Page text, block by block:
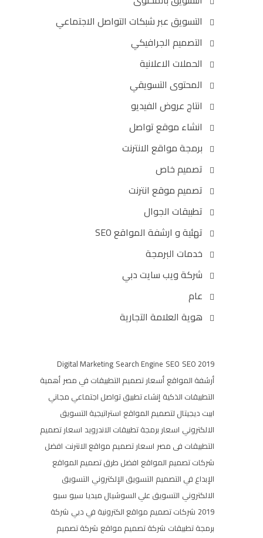
التسويق عبر شبكات التواصل الاجتماعي
التصميم الجرافيكي
الحملات الاعلانية
المحتوى التسويقي
انتاج عروض الفيديو
انشاء موقع تواصل
برمجة مواقع الانترنت
تصميم خاص
تصميم موقع انترنت
تطبيقات الجوال
تهئية و ارشفة المواقع SEO
خدمات البرمجة
شركة ويب سايت دبي
عام
هوية العلامة التجارية
Digital Marketing Search Engine SEO SEO 2019
أرشفة المواقع أسعار تصميم التطبيقات في مصر أهمية
التطبيقات الذكية إنشاء تطبيق تواصل اجتماعي مجاني
ابيت ديجيتال لتصميم المواقع استراتيجية التسويق
الالكتروني اسعار برمجة تطبيقات الاندرويد اسعار تصميم
التطبيقات فى مصر اسعار تصميم مواقع الانترنت افضل
شركات تصميم المواقع افضل طرق تصميم المواقع
الإبداع في التصميم التسويق الإلكتروني التسويق
الالكتروني التسويق علي السوشيال ميديا سيو سيو
2019 شركات تصميم مواقع الكترونية في دبي شركة
برمجة تطبيقات شركة تصميم مواقع شركة تصميم